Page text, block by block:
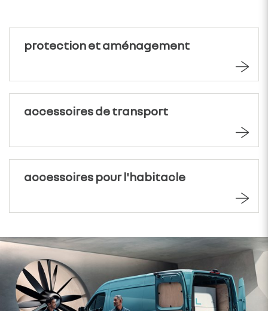
protection et aménagement
accessoires de transport
accessoires pour l'habitacle